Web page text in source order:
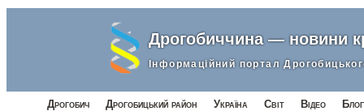
Дрогобиччина — новини
Інформаційний портал
Дрогобич Дрогобицький район Україна Світ Відео